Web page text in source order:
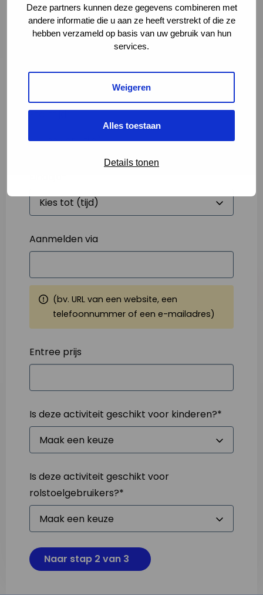
Deze partners kunnen deze gegevens combineren met
andere informatie die u aan ze heeft verstrekt of die ze
hebben verzameld op basis van uw gebruik van hun
services.
Weigeren
Alles toestaan
Details tonen
Starttijd*
Aanmelden via
(bv. URL van een website, een
telefoonnummer of een e-mailadres)
Entree prijs
Is deze activiteit geschikt voor kinderen?*
Is deze activiteit geschikt voor
rolstoelgebruikers?*